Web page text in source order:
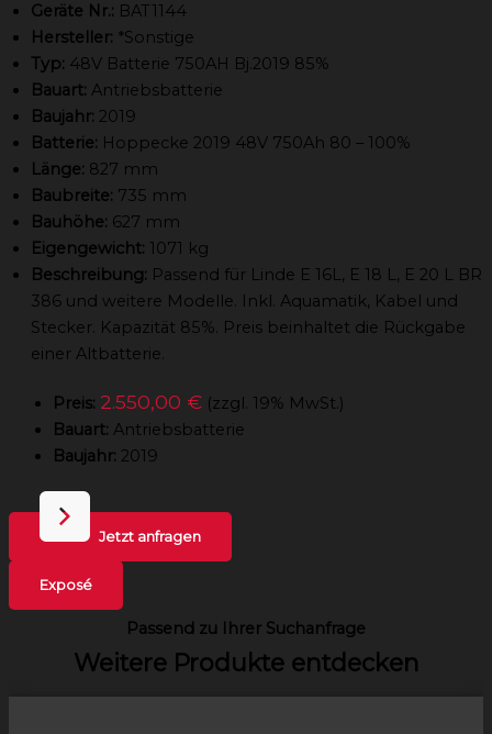
Geräte Nr.: BAT1144
Hersteller: *Sonstige
Typ: 48V Batterie 750AH Bj.2019 85%
Bauart: Antriebsbatterie
Baujahr: 2019
Batterie: Hoppecke 2019 48V 750Ah 80 – 100%
Länge: 827 mm
Baubreite: 735 mm
Bauhöhe: 627 mm
Eigengewicht: 1071 kg
Beschreibung: Passend für Linde E 16L, E 18 L, E 20 L BR
386 und weitere Modelle. Inkl. Aquamatik, Kabel und
Stecker. Kapazität 85%. Preis beinhaltet die Rückgabe
einer Altbatterie.
Preis: 2.550,00 € (zzgl. 19% MwSt.)
Bauart: Antriebsbatterie
Baujahr: 2019
Jetzt anfragen
Exposé
Passend zu Ihrer Suchanfrage
Weitere Produkte entdecken